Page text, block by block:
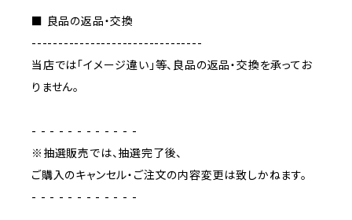
■ 良品の返品・交換
--------------------------------
当店では「イメージ違い」等、良品の返品・交換を承ってお
りません。
- - - - - - - - - - - -
※抽選販売では、抽選完了後、
ご購入のキャンセル・ご注文の内容変更は致しかねます。
- - - - - - - - - - - -